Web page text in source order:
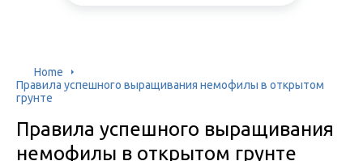
Home
Правила успешного выращивания немофилы в открытом
грунте
Правила успешного выращивания
немофилы в открытом грунте